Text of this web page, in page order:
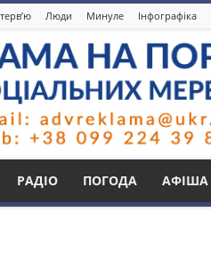
Люди Минуле Інфографіка
РАДІО ПОГОДА АФІША